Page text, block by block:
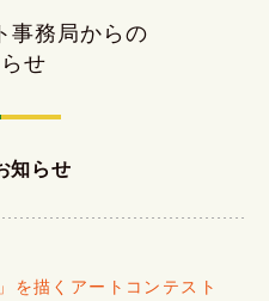
事務局からの
せ
知らせ
を描くアートコンテスト